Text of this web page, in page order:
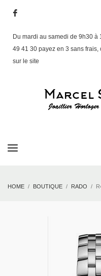
Du mardi au samedi de 9h30 à
49 41 30 payez en 3 sans
sur le site
HOME BOUTIQUE RADO